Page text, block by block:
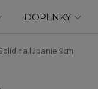
DOPLNKY
na lúpanie 9cm